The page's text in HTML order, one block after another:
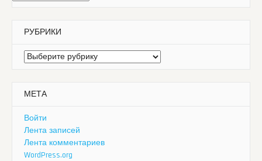
РУБРИКИ
Рубрики
МЕТА
Войти
Лента записей
Лента комментариев
WordPress.org